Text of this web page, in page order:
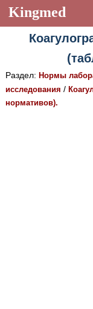
Kingmed
Учебный материал
Видеогалерея 899
Фотогалерея
Пароль
Раздел: Нормы
исследования /
нормативов).